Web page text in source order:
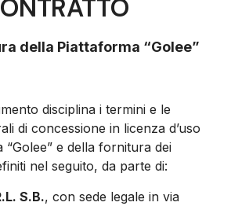
della Piattaforma “Golee”
disciplina i termini e le
di concessione in licenza d’uso
“Golee” e della fornitura dei
nel seguito, da parte di:
S.B., con sede legale in via